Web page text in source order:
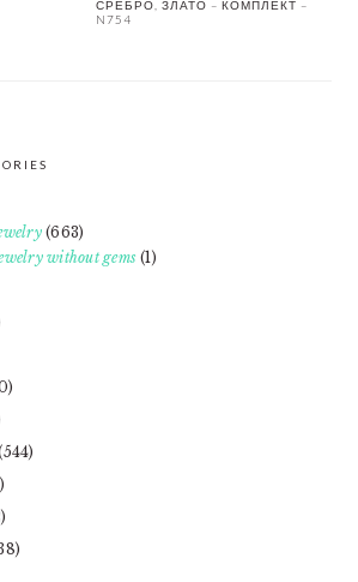
СРЕБРО, ЗЛАТО – КОМПЛЕКТ –
N754
(663)
without gems (1)